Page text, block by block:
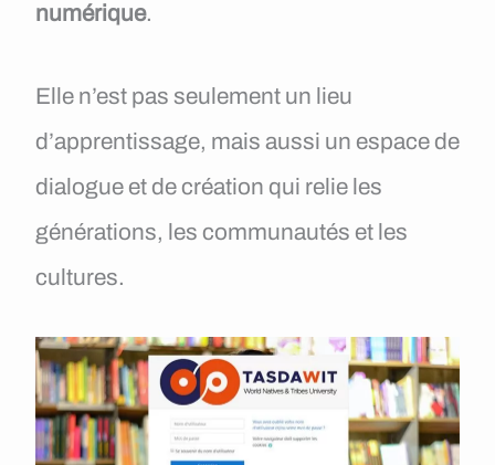
numérique.
Elle n’est pas seulement un lieu
d’apprentissage, mais aussi un espace de
dialogue et de création qui relie les
générations, les communautés et les
cultures.